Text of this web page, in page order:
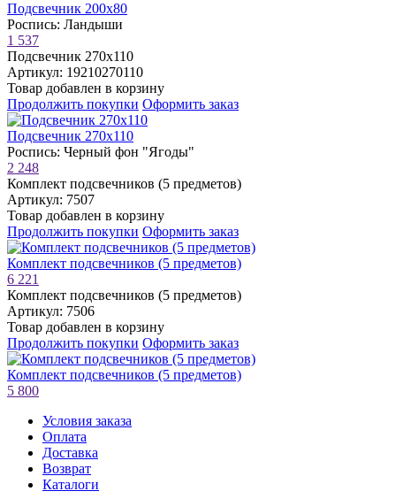
Подсвечник 200х80
Роспись: Ландыши
1 537
Подсвечник 270х110
Артикул: 19210270110
Товар добавлен в корзину
Продолжить покупки Оформить заказ
Подсвечник 270х110
Роспись: Черный фон "Ягоды"
2 248
Комплект подсвечников (5 предметов)
Артикул: 7507
Товар добавлен в корзину
Продолжить покупки Оформить заказ
Комплект подсвечников (5 предметов)
6 221
Комплект подсвечников (5 предметов)
Артикул: 7506
Товар добавлен в корзину
Продолжить покупки Оформить заказ
Комплект подсвечников (5 предметов)
5 800
Условия заказа
Оплата
Доставка
Возврат
Каталоги